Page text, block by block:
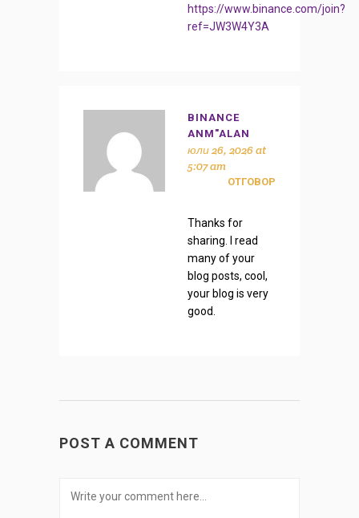
https://www.binance.com/join?
ref=JW3W4Y3A
BINANCE
ANM"ALAN
юли 26, 2026 at
5:07 am
ОТГОВОР
Thanks for
sharing. I read
many of your
blog posts, cool,
your blog is very
good.
POST A COMMENT